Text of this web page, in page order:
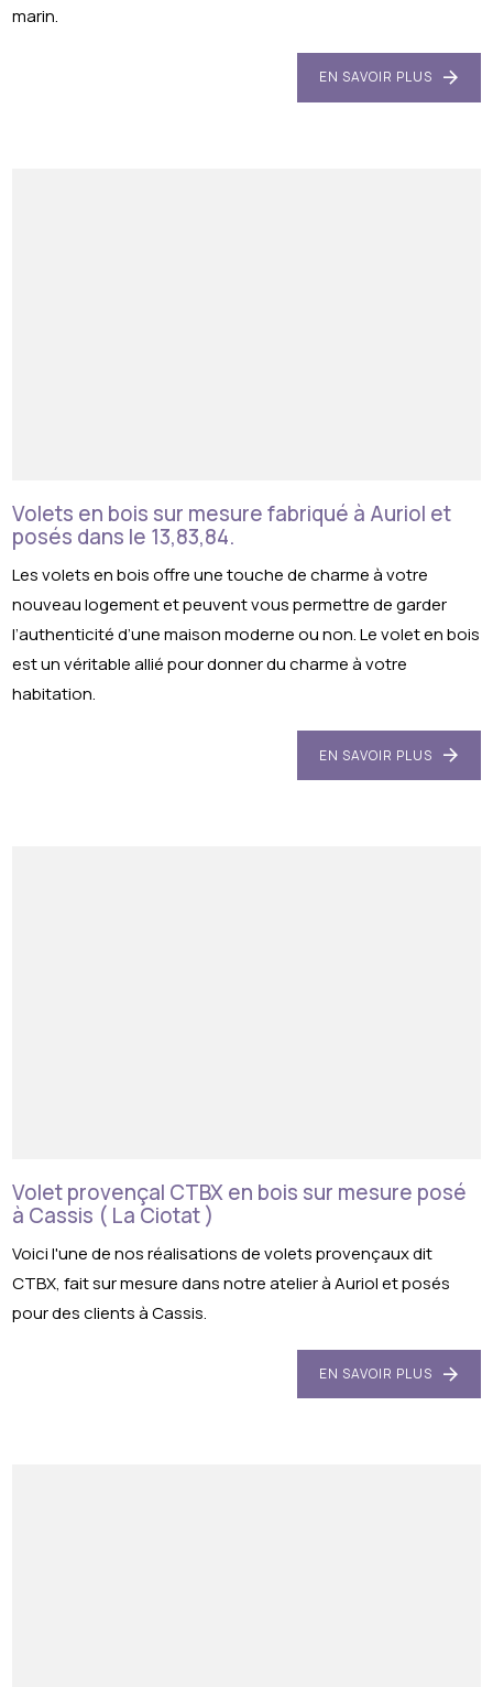
marin.
EN SAVOIR PLUS
Volets en bois sur mesure fabriqué à Auriol et
posés dans le 13,83,84.
Les volets en bois offre une touche de charme à votre
nouveau logement et peuvent vous permettre de garder
l’authenticité d’une maison moderne ou non. Le volet en bois
est un véritable allié pour donner du charme à votre
habitation.
EN SAVOIR PLUS
Volet provençal CTBX en bois sur mesure posé
à Cassis ( La Ciotat )
Voici l'une de nos réalisations de volets provençaux dit
CTBX, fait sur mesure dans notre atelier à Auriol et posés
pour des clients à Cassis.
EN SAVOIR PLUS